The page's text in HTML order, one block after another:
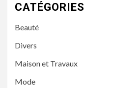
CATÉGORIES
Beauté
Divers
Maison et Travaux
Mode